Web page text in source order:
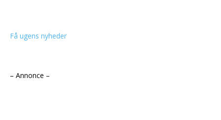
Få ugens nyheder
– Annonce –